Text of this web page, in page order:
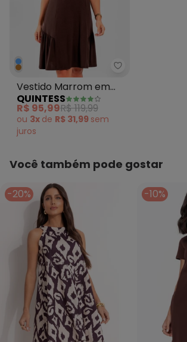
Quintess -
Vestido Marrom em
Malha de Viscose
QUINTESS
R$ 95,99R$ 119,99
ou 3x de R$ 31,99 sem
juros
Você também pode gostar
-20% -10%